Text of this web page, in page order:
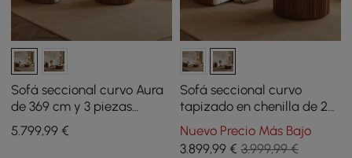
Sofá seccional curvo Aura
de 369 cm y 3 piezas
tapizado en chenilla con
luz
5.799,99 €
Sofá seccional curvo
tapizado en chenilla de 2
piezas Aura de 276,86 cm
Nuevo Precio Más Bajo
3.899,99€ 3.999,99 €